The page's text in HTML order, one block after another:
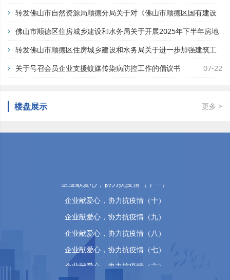
转发佛山市自然资源局顺德分局关于对《佛山市顺德区国有建设
用地开竣工管理办法》公平竞争审查征求公众意见的公告【佛自
然资顺告〔2025〕93号】
11-28
佛山市顺德区住房城乡建设和水务局关于开展2025年下半年房地
产市场专项检查的通知
08-28
转发佛山市顺德区住房城乡建设和水务局关于进一步加强建筑工
地蚊媒传染病疫情防控工作的通知
07-29
关于号召会员企业支援蚊媒传染病防控工作的倡议书 07-22
楼盘展示 更多 >
企业献爱心，协力抗疫情（十四）
企业献爱心，协力抗疫情（十一）
企业献爱心，协力抗疫情（十）
企业献爱心，协力抗疫情（九）
企业献爱心，协力抗疫情（八）
企业献爱心，协力抗疫情（七）
企业献爱心，协力抗疫情（六）